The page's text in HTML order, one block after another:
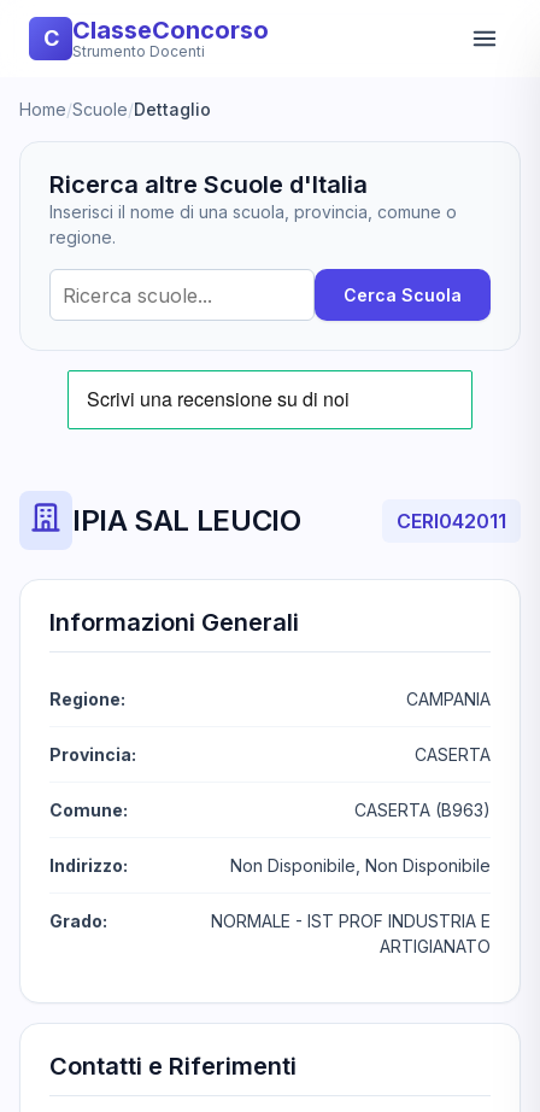
C ClasseConcorso
Strumento Docenti
Home/Scuole/Dettaglio
Ricerca altre Scuole d'Italia
Inserisci il nome di una scuola, provincia, comune o
regione.
Cerca Scuola
IPIA SAL LEUCIO CERI042011
Informazioni Generali
Regione: CAMPANIA
Provincia: CASERTA
Comune: CASERTA (B963)
Indirizzo: Non Disponibile, Non Disponibile
Grado:
NORMALE - IST PROF INDUSTRIA E
ARTIGIANATO
Contatti e Riferimenti